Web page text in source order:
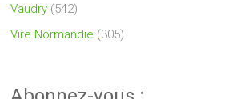
Vaudry (542)
Vire Normandie (305)